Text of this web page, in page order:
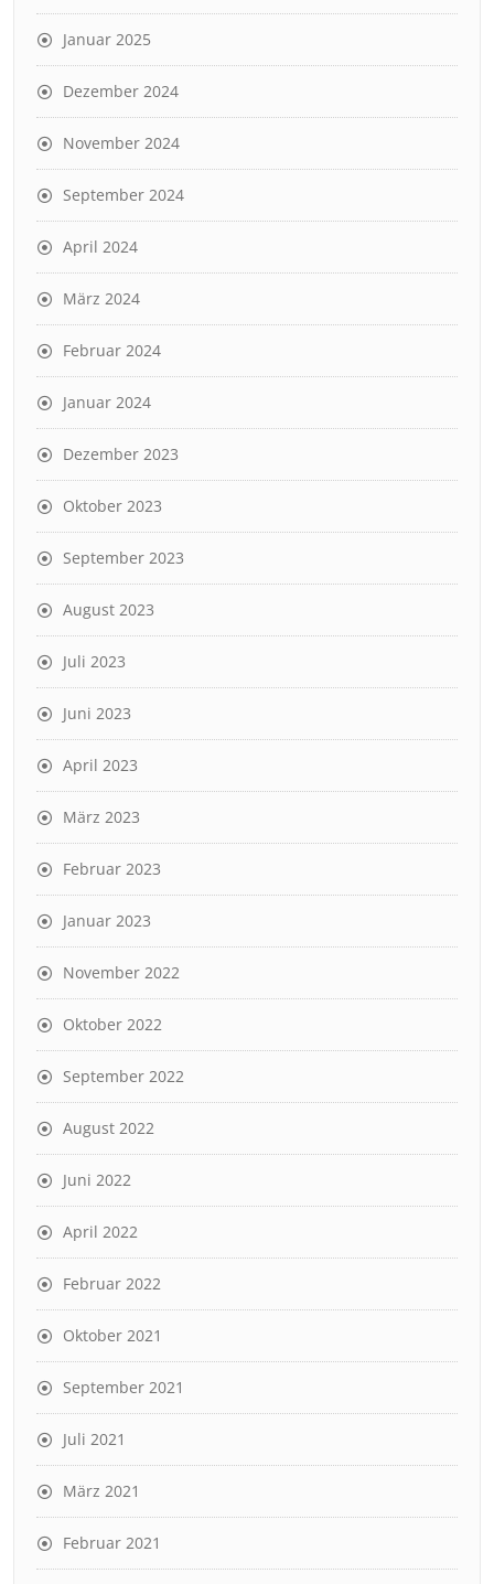
Januar 2025
Dezember 2024
November 2024
September 2024
April 2024
März 2024
Februar 2024
Januar 2024
Dezember 2023
Oktober 2023
September 2023
August 2023
Juli 2023
Juni 2023
April 2023
März 2023
Februar 2023
Januar 2023
November 2022
Oktober 2022
September 2022
August 2022
Juni 2022
April 2022
Februar 2022
Oktober 2021
September 2021
Juli 2021
März 2021
Februar 2021